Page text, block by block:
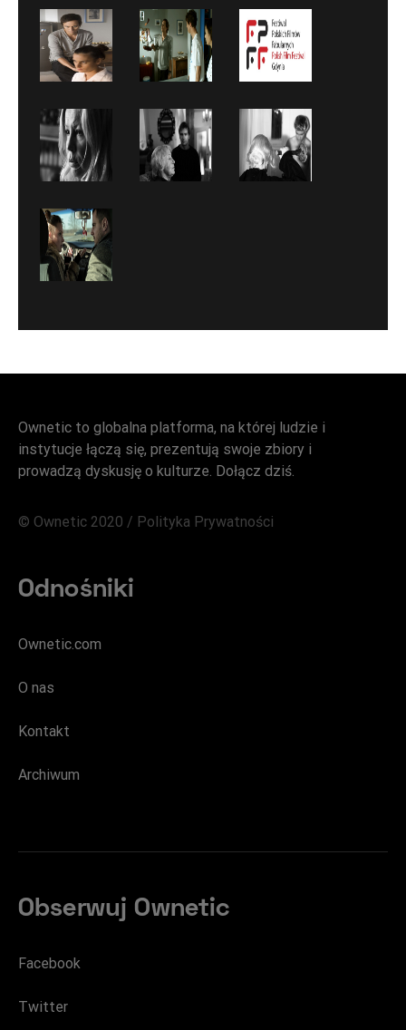
Ownetic to globalna platforma, na której ludzie i
instytucje łączą się, prezentują swoje zbiory i
prowadzą dyskusję o kulturze. Dołącz dziś.
© Ownetic 2020 / Polityka Prywatności
Odnośniki
Ownetic.com
O nas
Kontakt
Archiwum
Obserwuj Ownetic
Facebook
Twitter